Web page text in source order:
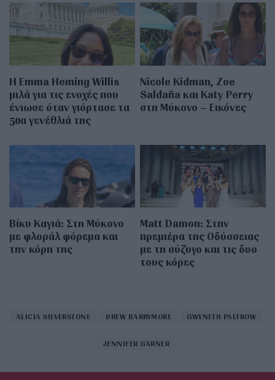
H Emma Heming Willis
μιλά για τις ενοχές που
ένιωσε όταν γιόρτασε τα
50α γενέθλιά της
Nicole Kidman, Zoe
Saldaña και Katy Perry
στη Μύκονο – Εικόνες
Βίκυ Καγιά: Στη Μύκονο
με φλοράλ φόρεμα και
την κόρη της
Matt Damon: Στην
πρεμιέρα της Οδύσσειας
με τη σύζυγο και τις δυο
τους κόρες
ALICIA SILVERSTONE DREW BARRYMORE GWYNETH PALTROW
JENNIFER GARNER